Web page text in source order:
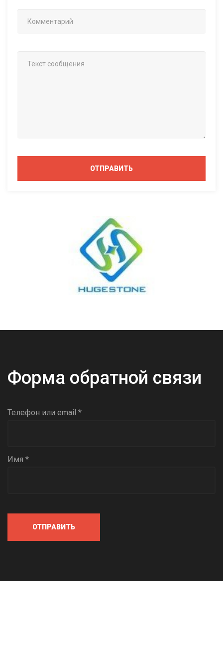
ОТПРАВИТЬ
Форма обратной связи
Телефон или email *
Имя *
ОТПРАВИТЬ